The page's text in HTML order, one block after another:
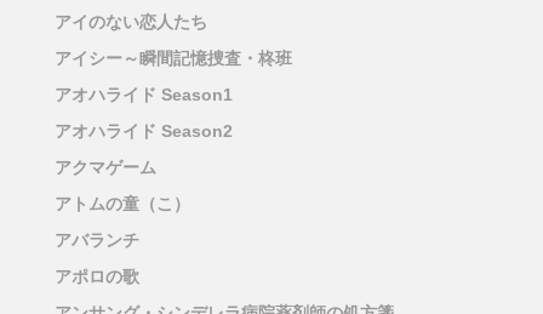
アイのない恋人たち
アイシー～瞬間記憶捜査・柊班
アオハライド Season1
アオハライド Season2
アクマゲーム
アトムの童（こ）
アバランチ
アポロの歌